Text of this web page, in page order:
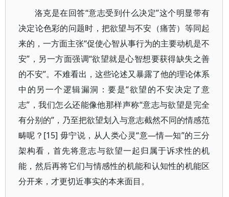
洛克是在回答“意志受到什么决定”这个明显带有
决定论色彩的问题时，把欲望与不安（痛苦）等同起
来的，一方面主张“促使心智从事行为的主要动机是不
安”，另一方面强调“欲望就是心智想要获得缺失之善
的不安”。不难看出，这些论述又暴露了他的理论体系
中的另一个逻辑漏洞：要是“欲望的不安决定了意
志”，我们怎么还能像他那样声称“意志与欲望是完全
有分别的”，乃至把欲望划入与意志截然不同的情感范
畴呢？[15] 毋宁说，从人类心灵“意—情—知”的三分
架构看，首先将意志与欲望一起归属于诉求性的机
能，然后再将它们与情感性的机能和认知性的机能区
分开来，才更切近事实的本来面目。